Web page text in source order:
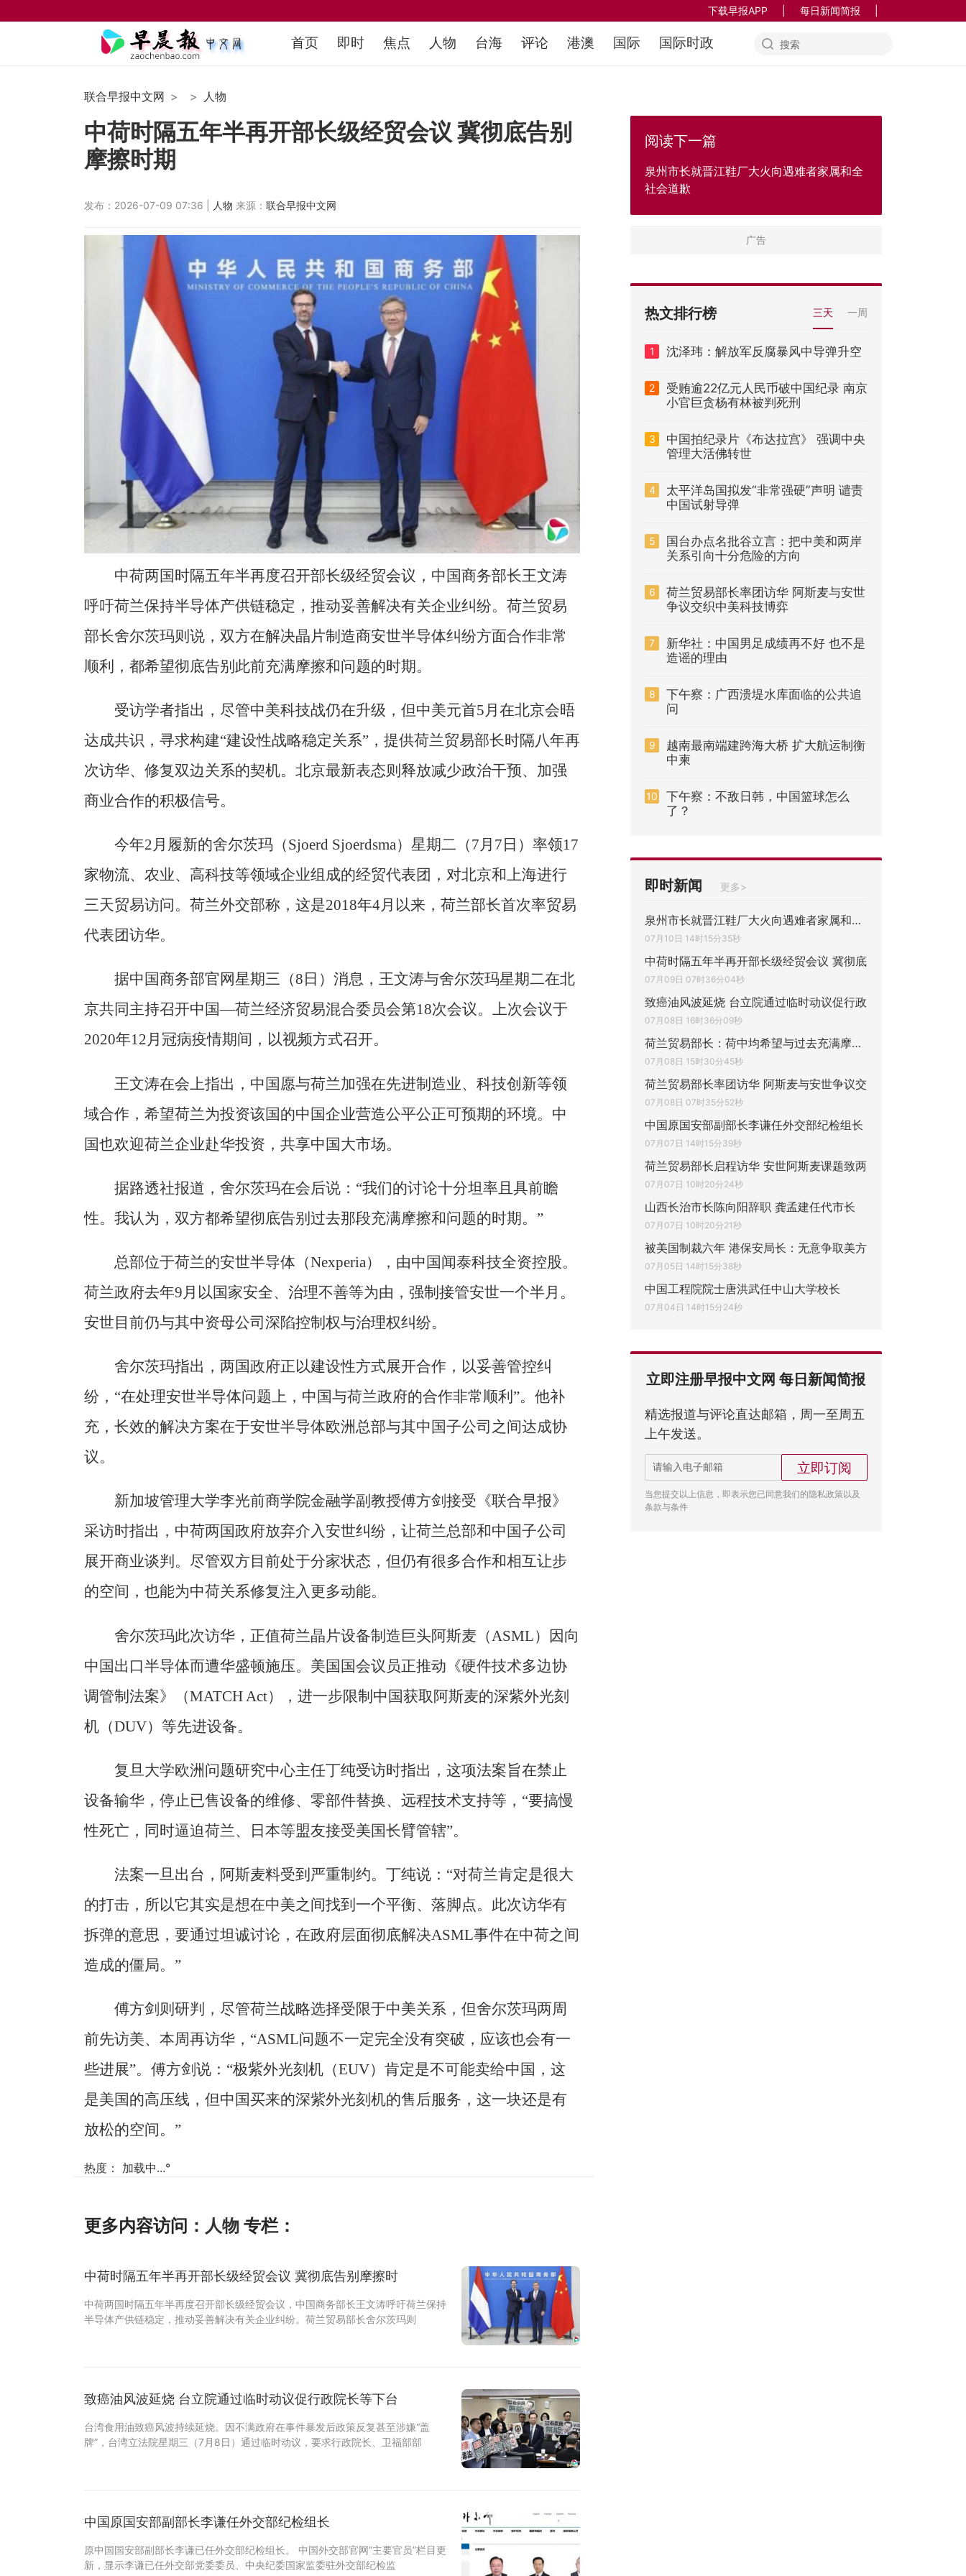
下载早报APP 每日新闻简报
首页 即时 焦点 人物 台海 评论 港澳 国际 国际时政
联合早报中文网 人物
中荷时隔五年半再开部长级经贸会议 冀彻底告别
摩擦时期
发布：2026-07-09 07:36 | 人物 来源： 联合早报中文网
中荷两国时隔五年半再度召开部长级经贸会议，中国商务部长王文涛
呼吁荷兰保持半导体产供链稳定，推动妥善解决有关企业纠纷。荷兰贸易
部长舍尔茨玛则说，双方在解决晶片制造商安世半导体纠纷方面合作非常
顺利，都希望彻底告别此前充满摩擦和问题的时期。
受访学者指出，尽管中美科技战仍在升级，但中美元首5月在北京会晤
达成共识，寻求构建“建设性战略稳定关系”，提供荷兰贸易部长时隔八年再
次访华、修复双边关系的契机。北京最新表态则释放减少政治干预、加强
商业合作的积极信号。
今年2月履新的舍尔茨玛（Sjoerd Sjoerdsma）星期二（7月7日）率领17
家物流、农业、高科技等领域企业组成的经贸代表团，对北京和上海进行
三天贸易访问。荷兰外交部称，这是2018年4月以来，荷兰部长首次率贸易
代表团访华。
据中国商务部官网星期三（8日）消息，王文涛与舍尔茨玛星期二在北
京共同主持召开中国—荷兰经济贸易混合委员会第18次会议。上次会议于
2020年12月冠病疫情期间，以视频方式召开。
王文涛在会上指出，中国愿与荷兰加强在先进制造业、科技创新等领
域合作，希望荷兰为投资该国的中国企业营造公平公正可预期的环境。中
国也欢迎荷兰企业赴华投资，共享中国大市场。
据路透社报道，舍尔茨玛在会后说：“我们的讨论十分坦率且具前瞻
性。我认为，双方都希望彻底告别过去那段充满摩擦和问题的时期。”
总部位于荷兰的安世半导体（Nexperia），由中国闻泰科技全资控股。
荷兰政府去年9月以国家安全、治理不善等为由，强制接管安世一个半月。
安世目前仍与其中资母公司深陷控制权与治理权纠纷。
舍尔茨玛指出，两国政府正以建设性方式展开合作，以妥善管控纠
纷，“在处理安世半导体问题上，中国与荷兰政府的合作非常顺利”。他补
充，长效的解决方案在于安世半导体欧洲总部与其中国子公司之间达成协
议。
新加坡管理大学李光前商学院金融学副教授傅方剑接受《联合早报》
采访时指出，中荷两国政府放弃介入安世纠纷，让荷兰总部和中国子公司
展开商业谈判。尽管双方目前处于分家状态，但仍有很多合作和相互让步
的空间，也能为中荷关系修复注入更多动能。
舍尔茨玛此次访华，正值荷兰晶片设备制造巨头阿斯麦（ASML）因向
中国出口半导体而遭华盛顿施压。美国国会议员正推动《硬件技术多边协
调管制法案》（MATCH Act），进一步限制中国获取阿斯麦的深紫外光刻
机（DUV）等先进设备。
复旦大学欧洲问题研究中心主任丁纯受访时指出，这项法案旨在禁止
设备输华，停止已售设备的维修、零部件替换、远程技术支持等，“要搞慢
性死亡，同时逼迫荷兰、日本等盟友接受美国长臂管辖”。
法案一旦出台，阿斯麦料受到严重制约。丁纯说：“对荷兰肯定是很大
的打击，所以它其实是想在中美之间找到一个平衡、落脚点。此次访华有
拆弹的意思，要通过坦诚讨论，在政府层面彻底解决ASML事件在中荷之间
造成的僵局。”
傅方剑则研判，尽管荷兰战略选择受限于中美关系，但舍尔茨玛两周
前先访美、本周再访华，“ASML问题不一定完全没有突破，应该也会有一
些进展”。傅方剑说：“极紫外光刻机（EUV）肯定是不可能卖给中国，这
是美国的高压线，但中国买来的深紫外光刻机的售后服务，这一块还是有
放松的空间。”
热度： 加载中...°
更多内容访问： 人物 专栏：
中荷时隔五年半再开部长级经贸会议 冀彻底告别摩擦时
中荷两国时隔五年半再度召开部长级经贸会议，中国商务部长王文涛呼吁荷兰保持
半导体产供链稳定，推动妥善解决有关企业纠纷。荷兰贸易部长舍尔茨玛则
致癌油风波延烧 台立院通过临时动议促行政院长等下台
台湾食用油致癌风波持续延烧。因不满政府在事件暴发后政策反复甚至涉嫌“盖
牌”，台湾立法院星期三（7月8日）通过临时动议，要求行政院长、卫福部部
中国原国安部副部长李谦任外交部纪检组长
原中国国安部副部长李谦已任外交部纪检组长。 中国外交部官网“主要官员”栏目更
新，显示李谦已任外交部党委委员、中央纪委国家监委驻外交部纪检监
阅读下一篇
泉州市长就晋江鞋厂大火向遇难者家属和全
社会道歉
热文排行榜 三天 一周
1 沈泽玮：解放军反腐暴风中导弹升空
2
受贿逾22亿元人民币破中国纪录 南京
小官巨贪杨有林被判死刑
3
中国拍纪录片《布达拉宫》 强调中央
管理大活佛转世
4
太平洋岛国拟发“非常强硬”声明 谴责
中国试射导弹
5
国台办点名批谷立言：把中美和两岸
关系引向十分危险的方向
6
荷兰贸易部长率团访华 阿斯麦与安世
争议交织中美科技博弈
7
新华社：中国男足成绩再不好 也不是
造谣的理由
8
下午察：广西溃堤水库面临的公共追
问
9
越南最南端建跨海大桥 扩大航运制衡
中柬
10
下午察：不敌日韩，中国篮球怎么
了？
即时新闻 更多>
泉州市长就晋江鞋厂大火向遇难者家属和全社
07月10日 14时15分35秒
中荷时隔五年半再开部长级经贸会议 冀彻底
07月09日 07时36分04秒
致癌油风波延烧 台立院通过临时动议促行政
07月08日 16时36分09秒
荷兰贸易部长：荷中均希望与过去充满摩擦的
07月08日 15时30分45秒
荷兰贸易部长率团访华 阿斯麦与安世争议交
07月08日 07时35分52秒
中国原国安部副部长李谦任外交部纪检组长
07月07日 14时15分39秒
荷兰贸易部长启程访华 安世阿斯麦课题致两
07月07日 10时20分24秒
山西长治市长陈向阳辞职 龚孟建任代市长
07月07日 10时20分21秒
被美国制裁六年 港保安局长：无意争取美方
07月05日 14时15分38秒
中国工程院院士唐洪武任中山大学校长
07月04日 14时15分24秒
立即注册早报中文网 每日新闻简报
精选报道与评论直达邮箱，周一至周五
上午发送。
立即订阅
当您提交以上信息，即表示您已同意我们的隐私政策以及
条款与条件